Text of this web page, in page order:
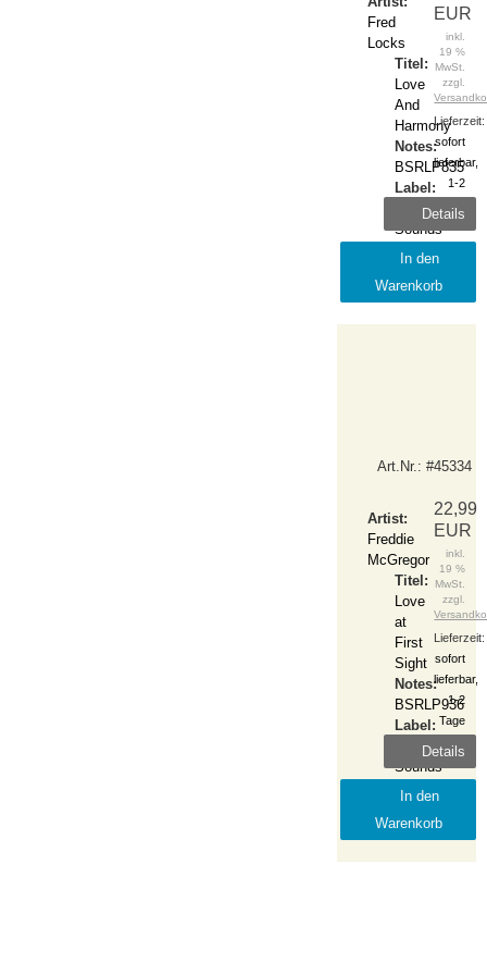
Fred
Locks
Titel:
Love
And
Harmony
Notes:
BSRLP835
Label:
Burning
Sounds
Release:
May
EUR
inkl.
19 %
MwSt.
zzgl.
Lieferzeit:
sofort
lieferbar,
1-2
Details
In den
Warenkorb
Art.Nr.: #45334
Artist:
Freddie
McGregor
Titel:
Love
at
First
Sight
Notes:
BSRLP936
Label:
Burning
Sounds
Release:
March
22,99
EUR
inkl.
19 %
MwSt.
zzgl.
Lieferzeit:
sofort
lieferbar,
1-2
Tage
Details
In den
Warenkorb